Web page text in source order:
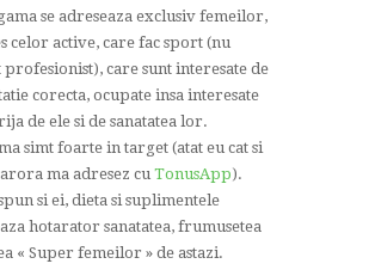
se adreseaza exclusiv femeilor,
celor active, care fac sport (nu
care sunt interesate de
corecta, ocupate insa interesate
de ele si de sanatatea lor.
simt foarte in target (atat eu cat si
ma adresez cuTonusApp).
si ei, dieta si suplimentele
hotarator sanatatea, frumusetea
« Super femeilor » de astazi.